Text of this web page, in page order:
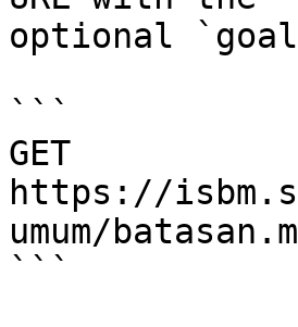
optional
```
GET
https://
umum/
```